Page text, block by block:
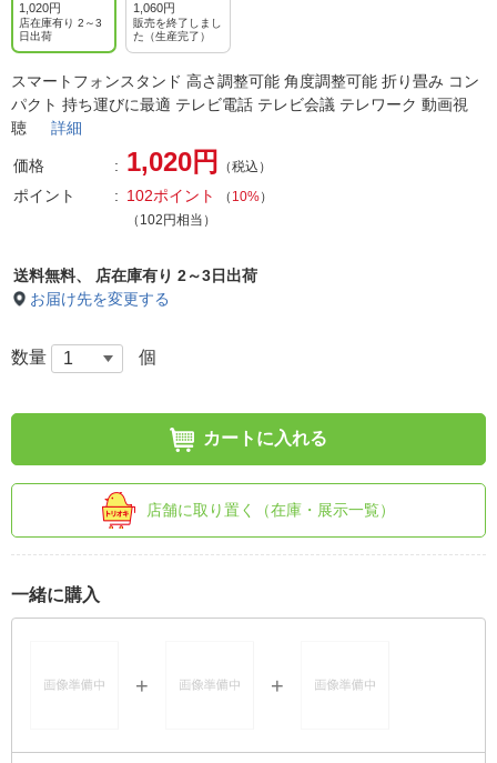
1,020円
店在庫有り 2～3
日出荷
1,060円
販売を終了しまし
た（生産完了）
スマートフォンスタンド 高さ調整可能 角度調整可能 折り畳み コン
パクト 持ち運びに最適 テレビ電話 テレビ会議 テレワーク 動画視
聴 詳細
価格 1,020円 （税込）
ポイント 102ポイント （ 10%）
（102円相当）
送料無料、
店在庫有り 2～3日出荷
お届け先を変更する
数量 個
カートに入れる
店舗に取り置く（在庫・展示一覧）
一緒に購入